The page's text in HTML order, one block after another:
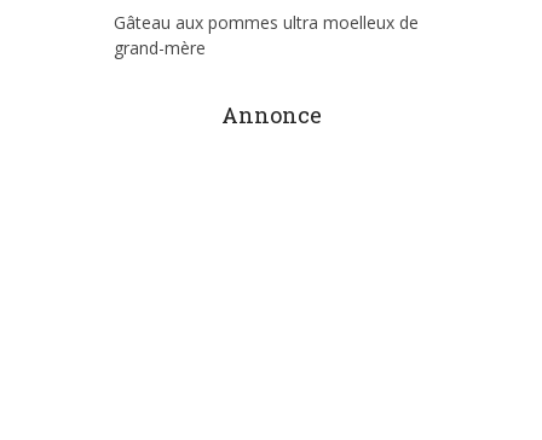
Gâteau aux pommes ultra moelleux de
grand-mère
Annonce